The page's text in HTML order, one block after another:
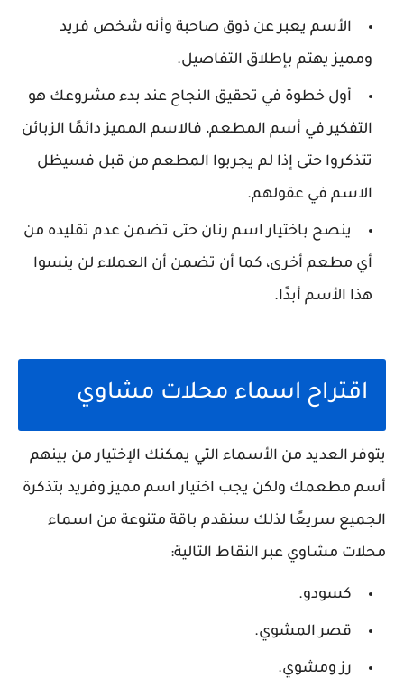
الأسم يعبر عن ذوق صاحبة وأنه شخص فريد
ومميز يهتم بإطلاق التفاصيل.
أول خطوة في تحقيق النجاح عند بدء مشروعك هو
التفكير في أسم المطعم، فالاسم المميز دائمًا الزبائن
تتذكروا حتى إذا لم يجربوا المطعم من قبل فسيظل
الاسم في عقولهم.
ينصح باختيار اسم رنان حتى تضمن عدم تقليده من
أي مطعم أخرى، كما أن تضمن أن العملاء لن ينسوا
هذا الأسم أبدًا.
اقتراح اسماء محلات مشاوي
يتوفر العديد من الأسماء التي يمكنك الإختيار من بينهم
أسم مطعمك ولكن يجب اختيار اسم مميز وفريد بتذكرة
الجميع سريعًا لذلك سنقدم باقة متنوعة من اسماء
محلات مشاوي عبر النقاط التالية:
كسودو.
قصر المشوي.
رز ومشوي.